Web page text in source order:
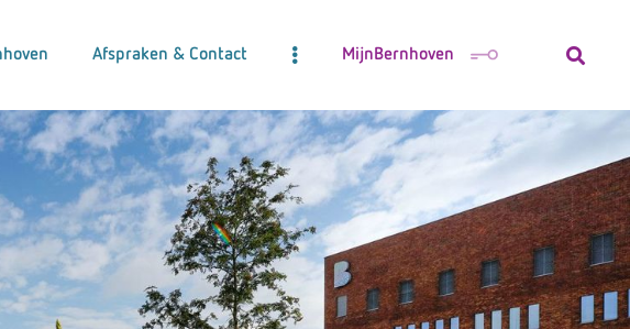
Afspraken & Contact MijnBernhoven